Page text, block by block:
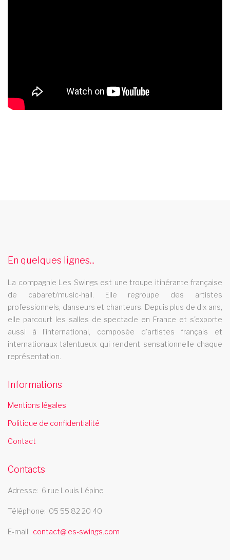
Le cabaret Les Swings se deplace dans la ville de troyes
spectacle music hall charente 16
Les Swings vous propose un spectacle de music hall
professionnel et se deplace dans le departement charente 16
cabaret evreux
Le cabaret Les Swings se deplace dans la ville de evreux
Le cabaret Les Swings se deplace dans la ville de corbeil
cabaret melun
Le cabaret Les Swings se deplace dans la ville de melun
En quelques lignes...
La compagnie Les Swings est une troupe itinérante française
de cabaret/music-hall. Elle regroupe des artistes
professionnels, danseurs et chanteurs. Depuis plus de dix ans,
elle parcourt les salles de spectacle en France et s'exporte
aussi à l'international, composée d'artistes français et
internationaux talentueux qui rendent sensationnelle chaque
représentation.
Informations
Mentions légales
Politique de confidentialité
Contact
Contacts
Adresse 6 rue Louis Lépine
Téléphone 05 55 82 20 40
E-mail contact@les-swings.com